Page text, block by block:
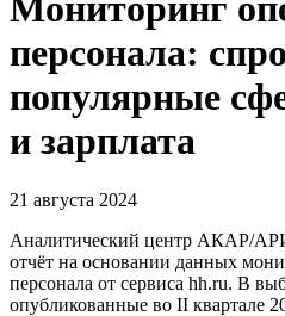
Мониторинг
персонала:
популярные
и зарплата
21 августа 2024
Аналитический центр АКАР/
отчёт на основании данных
персонала от сервиса hh.ru. В
опубликованные во II квартале